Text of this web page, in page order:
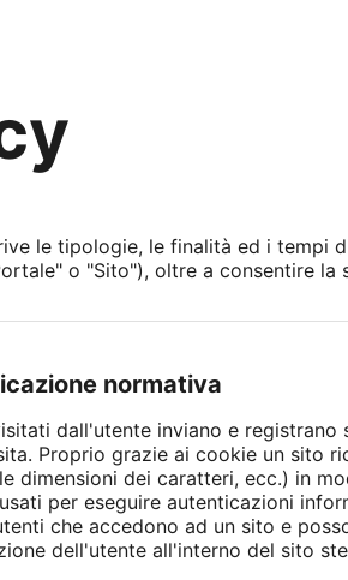
le tipologie, le finalità ed i tempi
o "Sito"), oltre a consentire
normativa
dall'utente inviano e
Proprio grazie ai cookie un sito
dimensioni dei caratteri, ecc.) in
per eseguire autenticazioni
che accedono ad un sito e
dell'utente all'interno del sito